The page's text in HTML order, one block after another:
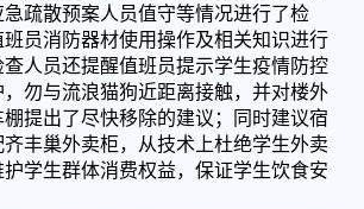
疏散预案人员值守等情况进行了检
员消防器材使用操作及相关知识进行
人员还提醒值班员提示学生疫情防控
勿与流浪猫狗近距离接触，并对楼外
提出了尽快移除的建议；同时建议宿
丰巢外卖柜，从技术上杜绝学生外卖
学生群体消费权益，保证学生饮食安